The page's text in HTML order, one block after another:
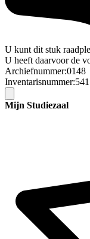
U kunt dit stuk
U heeft daarvoor de
Archiefnummer:0148
Inventarisnummer:541
Mijn Studiezaal